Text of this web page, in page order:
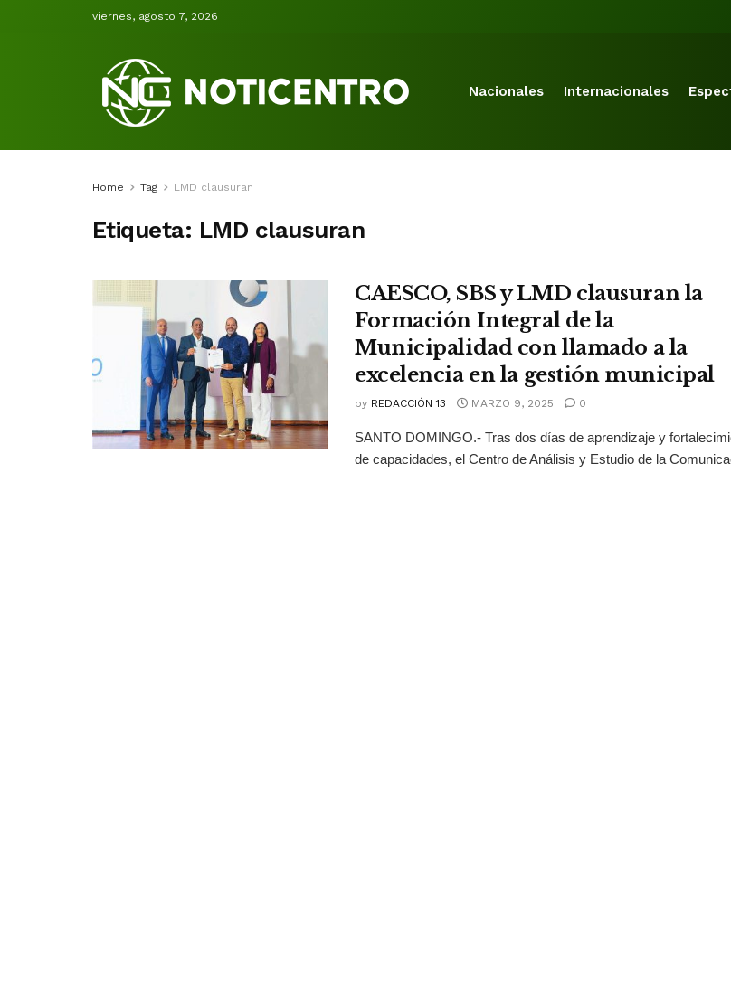
viernes, agosto 7, 2026
Nacionales Internacionales
Home Tag LMD clausuran
Etiqueta: LMD clausuran
CAESCO, SBS y LMD clausuran la
Formación Integral de la
Municipalidad con llamado a la
excelencia en la gestión municipal
by REDACCIÓN 13 MARZO 9, 2025 0
SANTO DOMINGO.- Tras dos días de aprendizaje y
de capacidades, el Centro de Análisis y Estudio de la